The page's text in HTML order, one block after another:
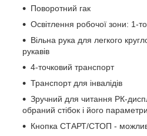
Поворотний гак
Освітлення робочої зони: 1-
Вільна рука для легкого
рукавів
4-точковий транспорт
Транспорт для інвалідів
Зручний для читання РК-
обраний стібок і його параметри
Кнопка СТАРТ/СТОП -